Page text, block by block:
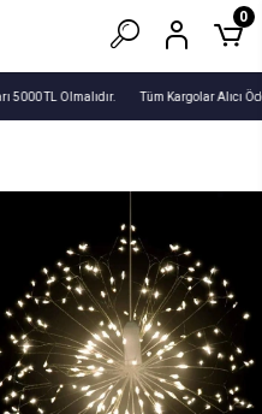
5000 TL Olmalıdır. Tüm Kargolar Alıcı
0